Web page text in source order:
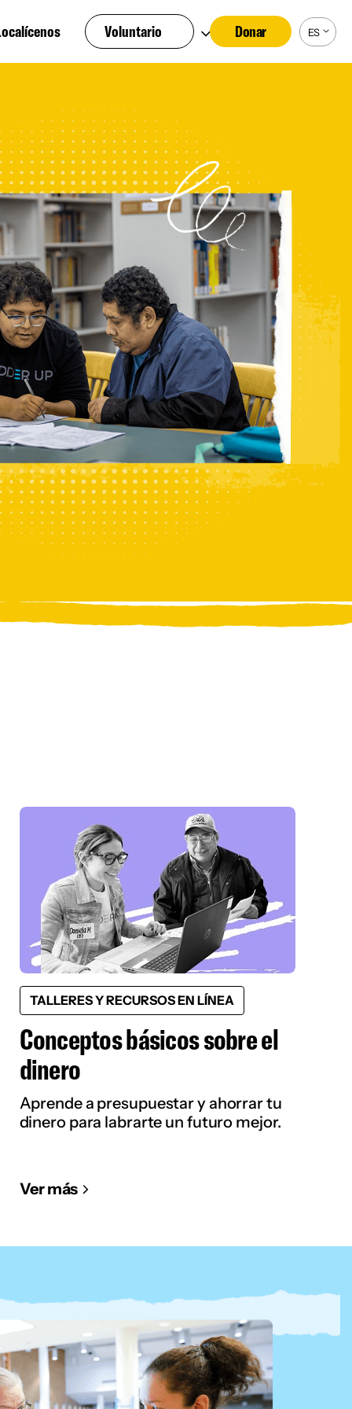
Voluntario Donar ES
TALLERES Y RECURSOS EN LÍNEA
Conceptos básicos sobre el
dinero
Aprende a presupuestar y ahorrar tu
dinero para labrarte un futuro mejor.
Ver más